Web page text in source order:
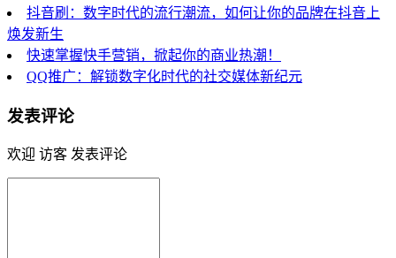
抖音刷：数字时代的流行潮流，如何让你的品牌在抖音上
焕发新生
快速掌握快手营销，掀起你的商业热潮！
QQ推广：解锁数字化时代的社交媒体新纪元
发表评论
欢迎 访客 发表评论